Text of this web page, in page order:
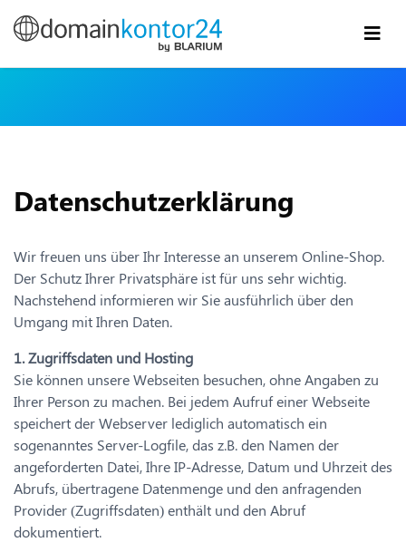
Datenschutzerklärung
Wir freuen uns über Ihr Interesse an unserem Online-Shop.
Der Schutz Ihrer Privatsphäre ist für uns sehr wichtig.
Nachstehend informieren wir Sie ausführlich über den
Umgang mit Ihren Daten.
1. Zugriffsdaten und Hosting
Sie können unsere Webseiten besuchen, ohne Angaben zu
Ihrer Person zu machen. Bei jedem Aufruf einer Webseite
speichert der Webserver lediglich automatisch ein
sogenanntes Server-Logfile, das z.B. den Namen der
angeforderten Datei, Ihre IP-Adresse, Datum und Uhrzeit des
Abrufs, übertragene Datenmenge und den anfragenden
Provider (Zugriffsdaten) enthält und den Abruf
dokumentiert.